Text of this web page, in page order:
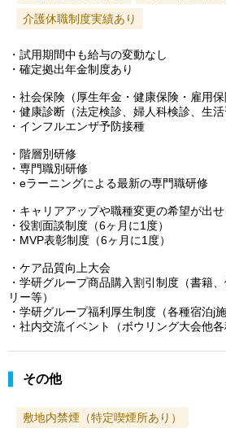
介護休職制度実績あり
・試用期間中も給与の変動なし
・確定拠出年金制度あり
・社会保険（厚生年金・健康保険・雇用
・健康診断（法定検診、婦人科検診、生活
・インフルエンザ予防接種
・階層別研修
・専門職別研修
・eラーニングによる最新の専門職研修
・キャリアアップや職種変更の希望が出せ
・役割面談制度（6ヶ月に1度）
・MVP表彰制度（6ヶ月に1度）
・ケア品質向上大会
・学研グループ商品購入割引制度（書籍
リー等）
・学研グループ福利厚生制度（各種宿泊j
・社内交流イベント（ボウリング大会他各
その他
敷地内禁煙（特定喫煙所あり）